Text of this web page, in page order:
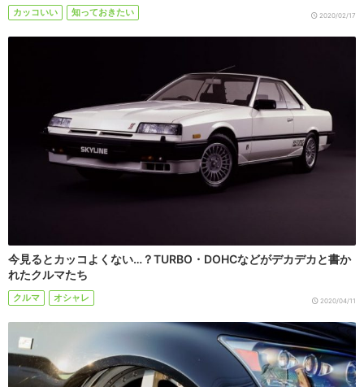
カッコいい 知っておきたい 2020/02/17
今見るとカッコよくない…？TURBO・DOHCなどがデカデカと書か
れたクルマたち
クルマ オシャレ 2020/04/11